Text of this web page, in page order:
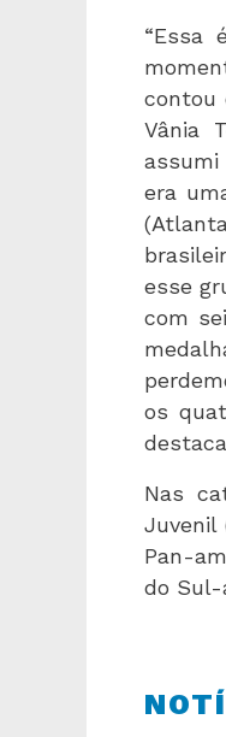
“Essa
contou
Vânia
assumi
era
esse
com
os
Nas
Juvenil
Pan-
do Sul-